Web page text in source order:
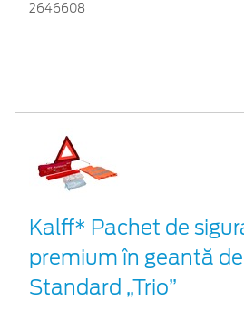
2646608
Kalff* Pachet de
premium în geantă
Standard „Trio”